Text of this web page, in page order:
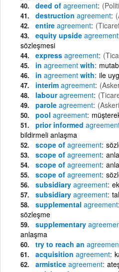
deed of agreement
destruction agreement
entire agreement
equity upside agreement
sözleşmesi
express agreement
in agreement with
in agreement with ile
interim agreement
labouragreement
parole agreement
pool agreement
prior informed
bildirmeli anlaşma
scope of agreement
scope of agreement
scope of agreement
scope of agreement
subsidiary agreement ek
subsidiary agreement
supplemental agreement
sözleşme
supplementary
anlaşma
try to reach an
acquisition agreement
armistice agreement